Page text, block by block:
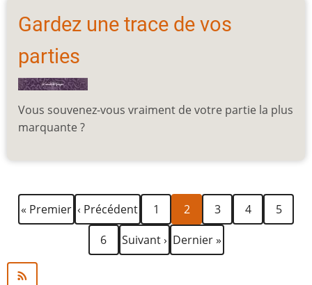
Gardez une trace de vos
parties
Vous souvenez-vous vraiment de votre partie la plus
marquante ?
Pagination
Première
page
« Premier
Page
précédente
‹ Précédent Page
1
Page
courante
2 Page
3 Page
4 Page
5
Page
6
Page
suivante
Suivant › Dernière
page
Dernier »